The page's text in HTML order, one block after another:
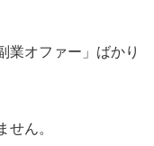
業オファー」ばかり
せん。